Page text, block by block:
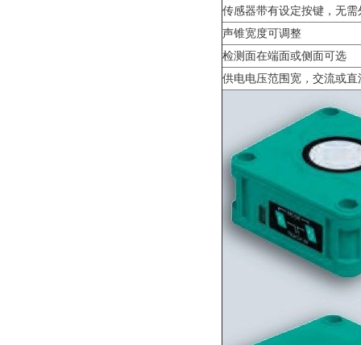
传感器带有设定按键，无
声锥宽度可调整
检测面在端面或侧面可选
供电电压范围宽 ， 交流或直